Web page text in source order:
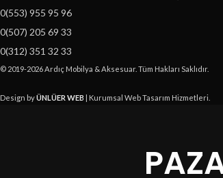
0(553) 955 95 96
0(507) 205 69 33
0(312) 351 32 33
© 2019-2026 Ardıç Mobilya & Aksesuar. Tüm Hakları Saklıdır.
Design byÜNLÜER WEB | Kurumsal Web Tasarım Hizmetleri.